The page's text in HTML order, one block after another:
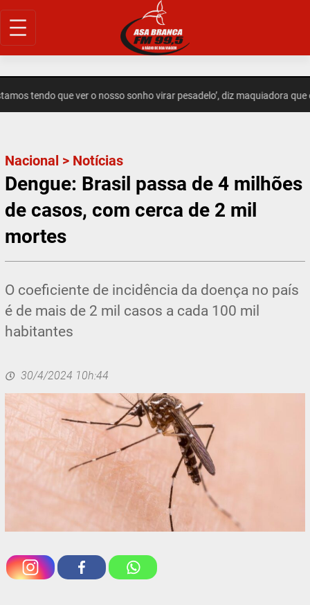
Pular
para
tendo que ver o nosso sonho virar pesadelo’, diz maquiadora que
Nacional > Notícias
Dengue: Brasil passa de 4 milhões
de casos, com cerca de 2 mil
mortes
O coeficiente de incidência da doença no país
é de mais de 2 mil casos a cada 100 mil
habitantes
30/4/2024 10h:44